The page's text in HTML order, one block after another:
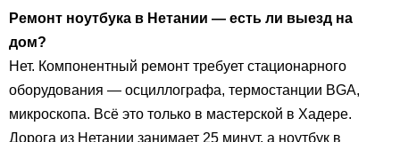
Ремонт ноутбука в Нетании — есть ли выезд на
дом?
Нет. Компонентный ремонт требует стационарного
оборудования — осциллографа, термостанции BGA,
микроскопа. Всё это только в мастерской в Хадере.
Дорога из Нетании занимает 25 минут, а ноутбук в